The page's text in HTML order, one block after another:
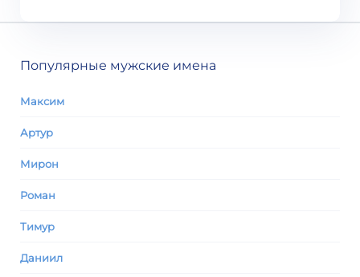
Популярные мужские имена
Максим
Артур
Мирон
Роман
Тимур
Даниил